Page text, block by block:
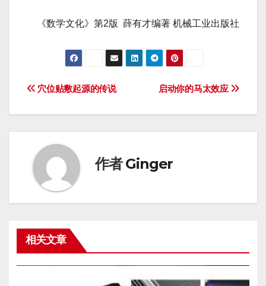
《数学文化》第2版 薛有才编著 机械工业出版社
文
章
航
启动你的马太效应
穴位贴敷起源的传说
作者Ginger
相关文章